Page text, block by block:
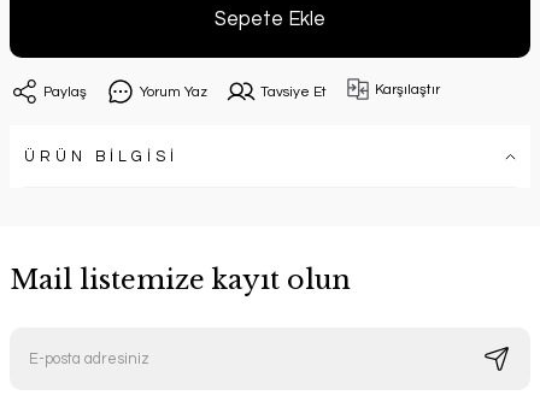
Sepete Ekle
Paylaş Yorum Yaz Tavsiye Et Karşılaştır
ÜRÜN BİLGİSİ
Mail listemize kayıt olun